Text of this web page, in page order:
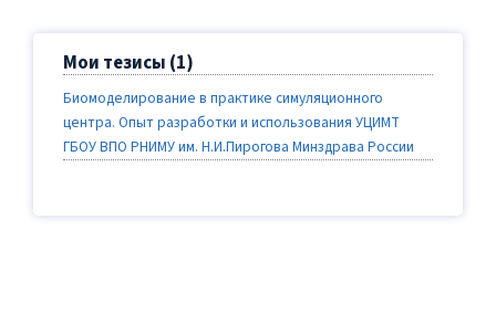
Мои тезисы (1)
Биомоделирование в практике симуляционного
центра. Опыт разработки и использования УЦИМТ
ГБОУ ВПО РНИМУ им. Н.И.Пирогова Минздрава России